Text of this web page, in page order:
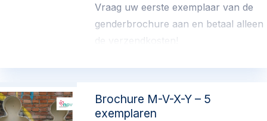
Vraag uw eerste exemplaar van de
genderbrochure aan en betaal alleen
de verzendkosten!
Brochure M-V-X-Y – 5
exemplaren